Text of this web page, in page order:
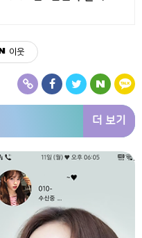
이웃
더 보기